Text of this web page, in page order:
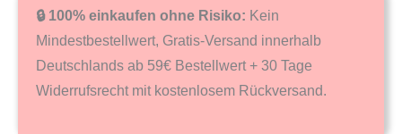
🔒 100% einkaufen ohne Risiko: Kein
Mindestbestellwert, Gratis-Versand innerhalb
Deutschlands ab 59€ Bestellwert + 30 Tage
Widerrufsrecht mit kostenlosem Rückversand.